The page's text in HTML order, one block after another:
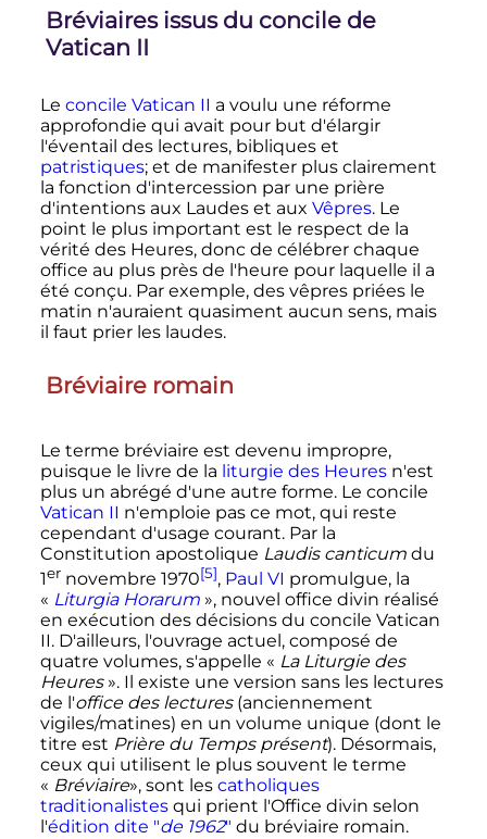
Bréviaires issus du concile de
Vatican II
Le concile Vatican II a voulu une réforme
approfondie qui avait pour but d'élargir
l'éventail des lectures, bibliques et
patristiques; et de manifester plus clairement
la fonction d'intercession par une prière
d'intentions aux Laudes et aux Vêpres. Le
point le plus important est le respect de la
vérité des Heures, donc de célébrer chaque
office au plus près de l'heure pour laquelle il a
été conçu. Par exemple, des vêpres priées le
matin n'auraient quasiment aucun sens, mais
il faut prier les laudes.
Bréviaire romain
Le terme bréviaire est devenu impropre,
puisque le livre de la liturgie des Heuresn'est
plus un abrégé d'une autre forme. Le concile
Vatican II n'emploie pas ce mot, qui reste
cependant d'usage courant. Par la
Constitution apostolique Laudis canticumdu
1er novembre 1970[5], Paul VI promulgue, la
« Liturgia Horarum », nouvel office divin réalisé
en exécution des décisions du concile Vatican
II. D'ailleurs, l'ouvrage actuel, composé de
quatre volumes, s'appelle « La Liturgie des
Heures ». Il existe une version sans les lectures
de l'office des lectures(anciennement
vigiles/matines) en un volume unique (dont le
titre est Prière du Temps présent). Désormais,
ceux qui utilisent le plus souvent le terme
« Bréviaire», sont les catholiques
traditionalistesqui prient l'Office divin selon
l'édition dite "de 1962" du bréviaire romain.